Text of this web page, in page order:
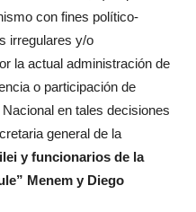
con fines político-
irregulares y/o
la actual administración de
o participación de
en tales decisiones
general de la
y funcionarios de la
Menem y Diego